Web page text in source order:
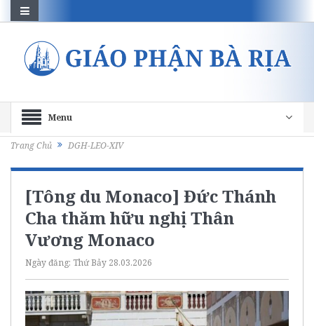
Menu
Trang Chủ DGH-LEO-XIV
[Tông du Monaco] Đức Thánh
Cha thăm hữu nghị Thân
Vương Monaco
Ngày đăng: Thứ Bảy 28.03.2026